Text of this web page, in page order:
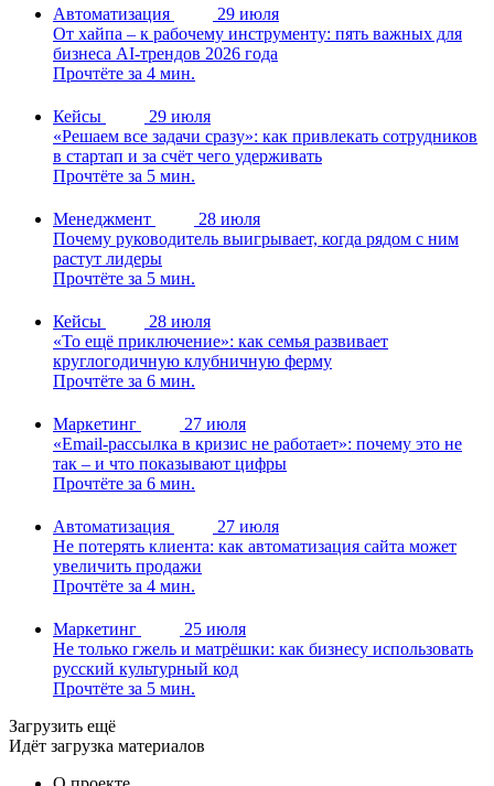
Автоматизация
29 июля
От хайпа – к рабочему инструменту: пять важных для
бизнеса AI-трендов 2026 года
Прочтёте за 4 мин.
Кейсы
29 июля
«Решаем все задачи сразу»: как привлекать сотрудников
в стартап и за счёт чего удерживать
Прочтёте за 5 мин.
Менеджмент
28 июля
Почему руководитель выигрывает, когда рядом с ним
растут лидеры
Прочтёте за 5 мин.
Кейсы
28 июля
«То ещё приключение»: как семья развивает
круглогодичную клубничную ферму
Прочтёте за 6 мин.
Маркетинг
27 июля
«Email-рассылка в кризис не работает»: почему это не
так – и что показывают цифры
Прочтёте за 6 мин.
Автоматизация
27 июля
Не потерять клиента: как автоматизация сайта может
увеличить продажи
Прочтёте за 4 мин.
Маркетинг
25 июля
Не только гжель и матрёшки: как бизнесу использовать
русский культурный код
Прочтёте за 5 мин.
Загрузить ещё
Идёт загрузка материалов